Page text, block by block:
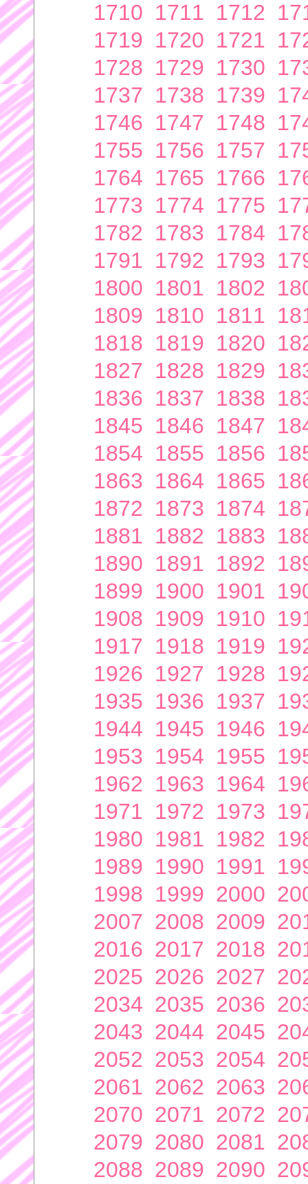
1710 1711 1712
1719 1720 1721
1728 1729 1730
1737 1738 1739
1746 1747 1748
1755 1756 1757
1764 1765 1766
1773 1774 1775
1782 1783 1784
1791 1792 1793
1800 1801 1802
1809 1810 1811
1818 1819 1820
1827 1828 1829
1836 1837 1838
1845 1846 1847
1854 1855 1856
1863 1864 1865
1872 1873 1874
1881 1882 1883
1890 1891 1892
1899 1900 1901
1908 1909 1910
1917 1918 1919
1926 1927 1928
1935 1936 1937
1944 1945 1946
1953 1954 1955
1962 1963 1964
1971 1972 1973
1980 1981 1982
1989 1990 1991
1998 1999 2000
2007 2008 2009
2016 2017 2018
2025 2026 2027
2034 2035 2036
2043 2044 2045
2052 2053 2054
2061 2062 2063
2070 2071 2072
2079 2080 2081
2088 2089 2090